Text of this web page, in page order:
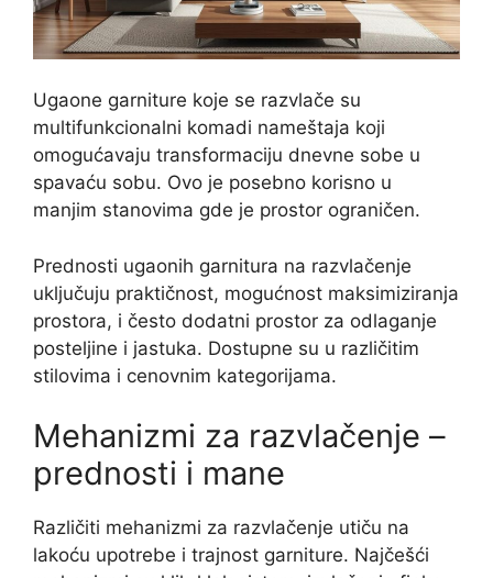
Ugaone garniture koje se razvlače su
multifunkcionalni komadi nameštaja koji
omogućavaju transformaciju dnevne sobe u
spavaću sobu. Ovo je posebno korisno u
manjim stanovima gde je prostor ograničen.
Prednosti ugaonih garnitura na razvlačenje
uključuju praktičnost, mogućnost maksimiziranja
prostora, i često dodatni prostor za odlaganje
posteljine i jastuka. Dostupne su u različitim
stilovima i cenovnim kategorijama.
Mehanizmi za razvlačenje –
prednosti i mane
Različiti mehanizmi za razvlačenje utiču na
lakoću upotrebe i trajnost garniture. Najčešći